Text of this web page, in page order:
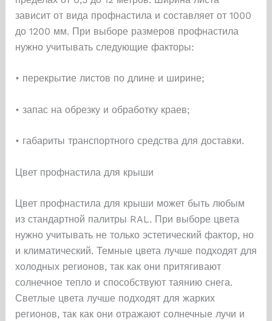
зависит от вида профнастила и составляет от 1000
до 1200 мм. При выборе размеров профнастила
нужно учитывать следующие факторы:
• перекрытие листов по длине и ширине;
• запас на обрезку и обработку краев;
• габариты транспортного средства для доставки.
Цвет профнастила для крыши
Цвет профнастила для крыши может быть любым
из стандартной палитры RAL. При выборе цвета
нужно учитывать не только эстетический фактор, но
и климатический. Темные цвета лучше подходят для
холодных регионов, так как они притягивают
солнечное тепло и способствуют таянию снега.
Светлые цвета лучше подходят для жарких
регионов, так как они отражают солнечные лучи и